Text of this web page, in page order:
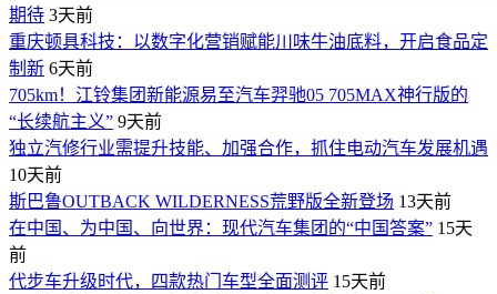
期待 3天前
重庆顿具科技：以数字化营销赋能川味牛油底料，开启食品定
制新 6天前
705km！江铃集团新能源易至汽车羿驰05 705MAX神行版的
“长续航主义” 9天前
独立汽修行业需提升技能、加强合作，抓住电动汽车发展机遇
10天前
斯巴鲁OUTBACK WILDERNESS荒野版全新登场 13天前
在中国、为中国、向世界：现代汽车集团的“中国答案” 15天
前
代步车升级时代，四款热门车型全面测评 15天前